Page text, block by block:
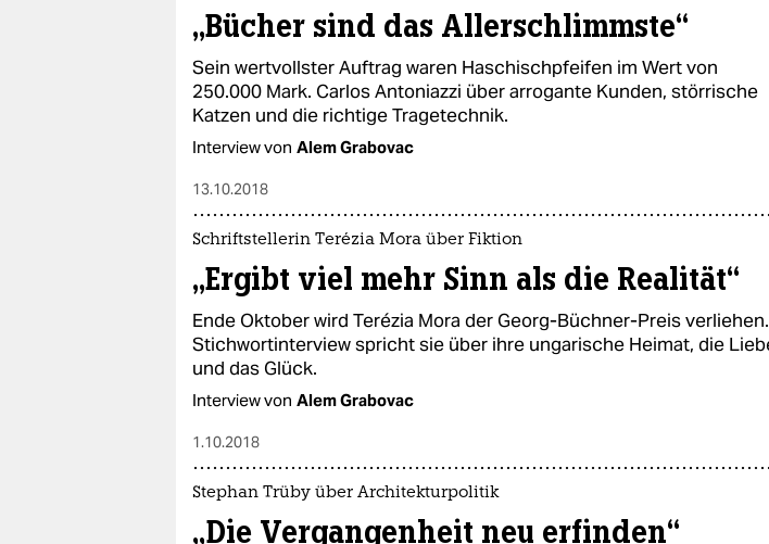
„Bücher sind das Allerschlimmste“
Sein wertvollster Auftrag waren Haschischpfeifen im Wert von
250.000 Mark. Carlos Antoniazzi über arrogante Kunden, störrische
Katzen und die richtige Tragetechnik.
Interview von Alem Grabovac
13.10.2018
Schriftstellerin Terézia Mora über Fiktion
„Ergibt viel mehr Sinn als die Realität“
Ende Oktober wird Terézia Mora der Georg-Büchner-Preis
Stichwortinterview spricht sie über ihre ungarische Heimat, die
und das Glück.
Interview von Alem Grabovac
1.10.2018
Stephan Trüby über Architekturpolitik
„Die Vergangenheit neu erfinden“